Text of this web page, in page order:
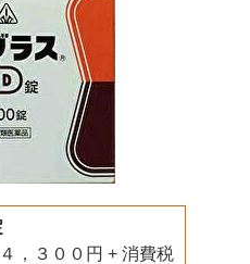
，３００円 + 消費税